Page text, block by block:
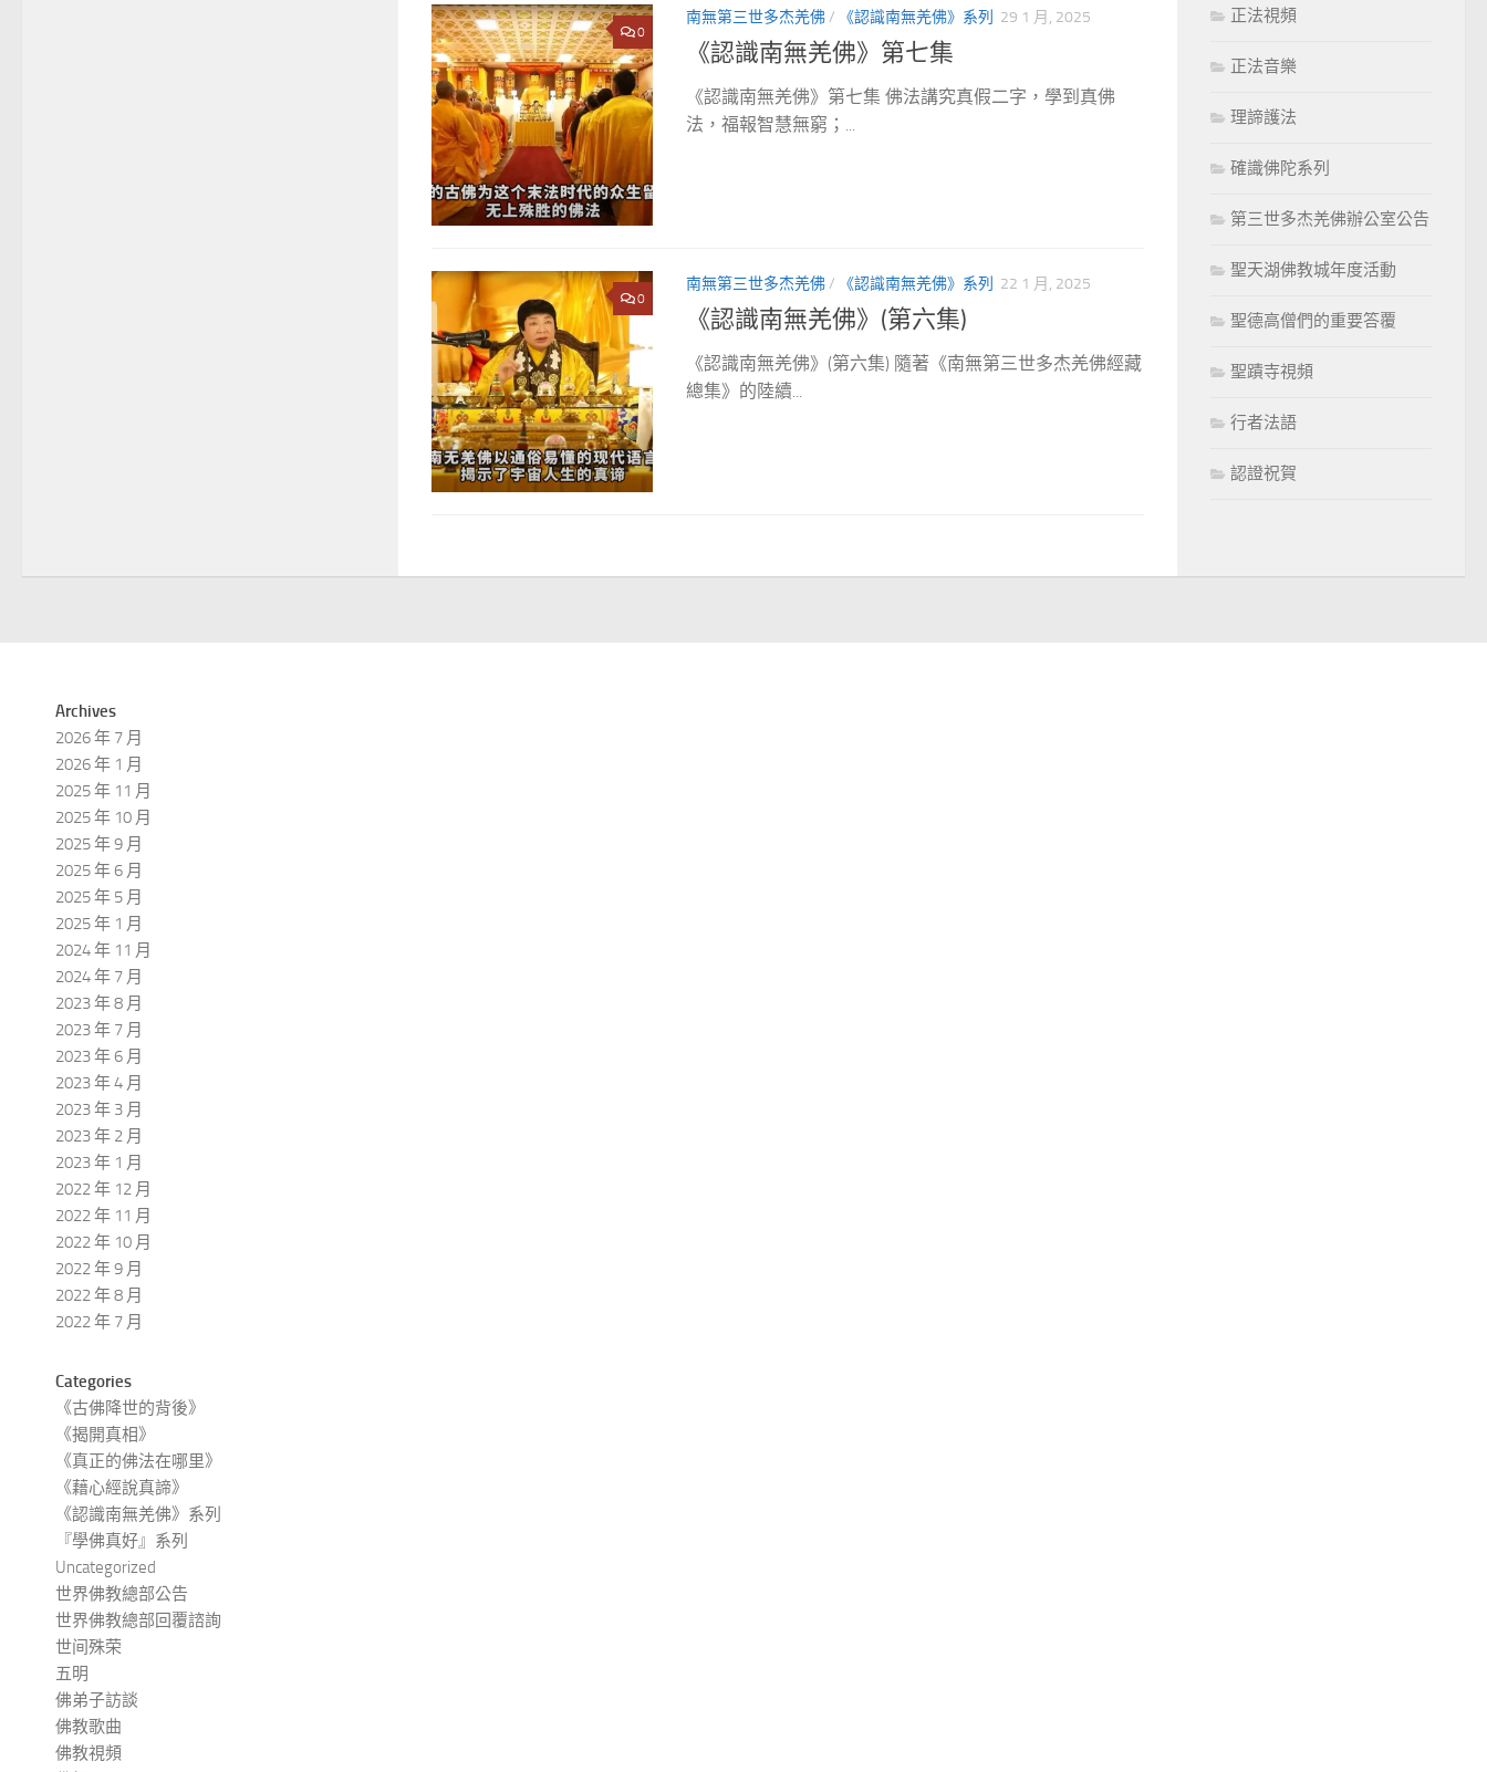
0
南無第三世多杰羌佛/ 《認識南無羌佛》系列 29 1 月, 2025
《認識南無羌佛》第七集
《認識南無羌佛》第七集 佛法講究真假二字，學到真佛
法，福報智慧無窮；...
0
南無第三世多杰羌佛/ 《認識南無羌佛》系列 22 1 月, 2025
《認識南無羌佛》(第六集)
《認識南無羌佛》(第六集) 隨著《南無第三世多杰羌佛經藏
總集》的陸續...
正法視頻
正法音樂
理諦護法
確識佛陀系列
第三世多杰羌佛辦公室公告
聖天湖佛教城年度活動
聖德高僧們的重要答覆
聖蹟寺視頻
行者法語
認證祝賀
Archives
2026 年 7 月
2026 年 1 月
2025 年 11 月
2025 年 10 月
2025 年 9 月
2025 年 6 月
2025 年 5 月
2025 年 1 月
2024 年 11 月
2024 年 7 月
2023 年 8 月
2023 年 7 月
2023 年 6 月
2023 年 4 月
2023 年 3 月
2023 年 2 月
2023 年 1 月
2022 年 12 月
2022 年 11 月
2022 年 10 月
2022 年 9 月
2022 年 8 月
2022 年 7 月
Categories
《古佛降世的背後》
《揭開真相》
《真正的佛法在哪里》
《藉心經說真諦》
《認識南無羌佛》系列
『學佛真好』系列
Uncategorized
世界佛教總部公告
世界佛教總部回覆諮詢
世间殊荣
五明
佛弟子訪談
佛教歌曲
佛教視頻